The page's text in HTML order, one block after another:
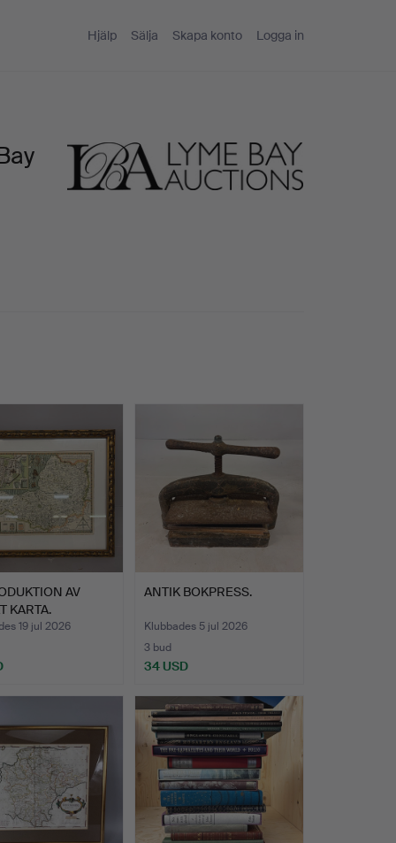
Hjälp Sälja Skapa konto Logga in
AV
KARTA.
19 jul 2026
ANTIK BOKPRESS.
Klubbades 5 jul 2026
3 bud
34 USD